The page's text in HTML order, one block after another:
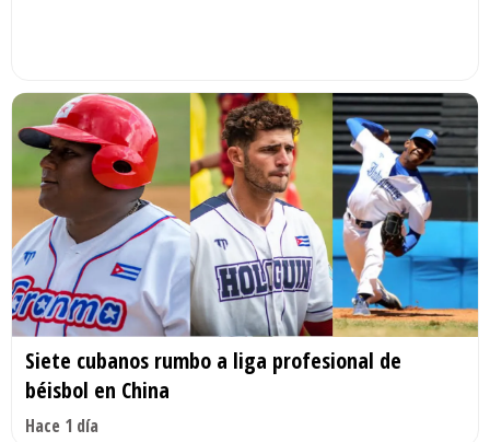
Siete cubanos rumbo a liga profesional de
béisbol en China
Hace 1 día